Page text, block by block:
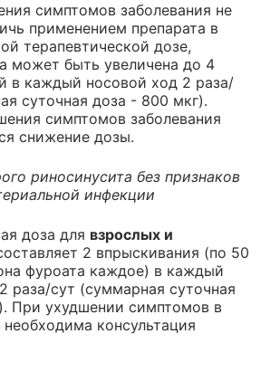
симптомов заболевания не
применением препарата в
терапевтической дозе,
может быть увеличена до 4
в каждый носовой ход 2 раза/
суточная доза - 800 мкг).
симптомов заболевания
снижение дозы.
риносинусита без признаков
инфекции
доза для взрослых и
2 впрыскивания (по 50
фуроата каждое) в каждый
раза/сут (суммарная суточная
При ухудшении симптомов в
консультация